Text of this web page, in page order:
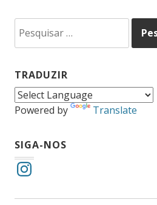
por:
TRADUZIR
Powered by Translate
SIGA-NOS
Instagram